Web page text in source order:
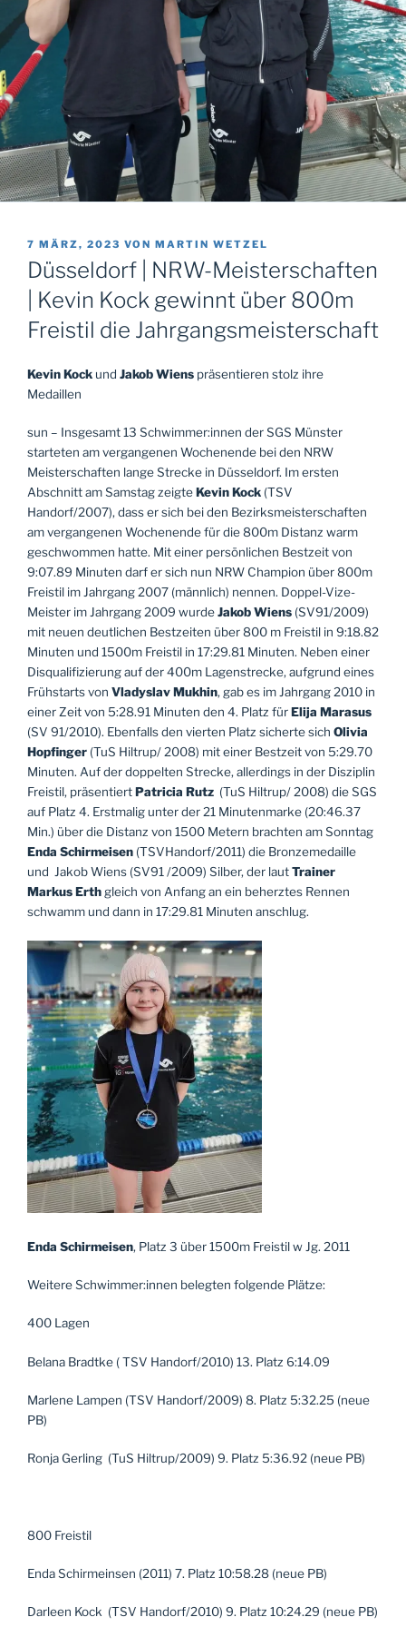
VERÖFFENTLICHT
AM
7 MÄRZ, 2023 VON MARTIN WETZEL
Düsseldorf | NRW-Meisterschaften
| Kevin Kock gewinnt über 800m
Freistil die Jahrgangsmeisterschaft
Kevin Kock und Jakob Wiens präsentieren stolz ihre
Medaillen
sun – Insgesamt 13 Schwimmer:innen der SGS Münster
starteten am vergangenen Wochenende bei den NRW
Meisterschaften lange Strecke in Düsseldorf. Im ersten
Abschnitt am Samstag zeigteKevin Kock (TSV
Handorf/2007), dass er sich bei den Bezirksmeisterschaften
am vergangenen Wochenende für die 800m Distanz warm
geschwommen hatte. Mit einer persönlichen Bestzeit von
9:07.89 Minuten darf er sich nun NRW Champion über 800m
Freistil im Jahrgang 2007 (männlich) nennen. Doppel-Vize-
Meister im Jahrgang 2009 wurdeJakob Wiens (SV91/2009)
mit neuen deutlichen Bestzeiten über 800 m Freistil in 9:18.82
Minuten und 1500m Freistil in 17:29.81 Minuten. Neben einer
Disqualifizierung auf der 400m Lagenstrecke, aufgrund eines
Frühstarts von Vladyslav Mukhin, gab es im Jahrgang 2010 in
einer Zeit von 5:28.91 Minuten den 4. Platz fürElija Marasus
(SV 91/2010). Ebenfalls den vierten Platz sicherte sich Olivia
Hopfinger (TuS Hiltrup/ 2008) mit einer Bestzeit von 5:29.70
Minuten. Auf der doppelten Strecke, allerdings in der Disziplin
Freistil, präsentiertPatricia Rutz (TuS Hiltrup/ 2008) die SGS
auf Platz 4. Erstmalig unter der 21 Minutenmarke (20:46.37
Min.) über die Distanz von 1500 Metern brachten am Sonntag
Enda Schirmeisen (TSVHandorf/2011) die Bronzemedaille
und Jakob Wiens (SV91 /2009) Silber, der lautTrainer
Markus Erthgleich von Anfang an ein beherztes Rennen
schwamm und dann in 17:29.81 Minuten anschlug.
Enda Schirmeisen, Platz 3 über 1500m Freistil w Jg. 2011
Weitere Schwimmer:innen belegten folgende Plätze:
400 Lagen
Belana Bradtke ( TSV Handorf/2010) 13. Platz 6:14.09
Marlene Lampen (TSV Handorf/2009) 8. Platz 5:32.25 (neue
PB)
Ronja Gerling (TuS Hiltrup/2009) 9. Platz 5:36.92 (neue PB)
800 Freistil
Enda Schirmeinsen (2011) 7. Platz 10:58.28 (neue PB)
Darleen Kock (TSV Handorf/2010) 9. Platz 10:24.29 (neue PB)